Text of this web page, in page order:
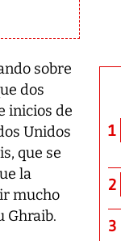
sobre
dos
inicios de
Unidos
que se
la
mucho
Ghraib.
1
2
3